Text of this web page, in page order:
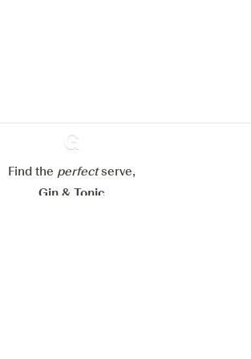
Ginventory
Find the perfectserve,
Gin & Tonic